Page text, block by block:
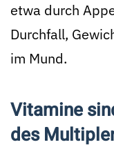
etwa durch
Durchfall,
im Mund.
Vitamine
des